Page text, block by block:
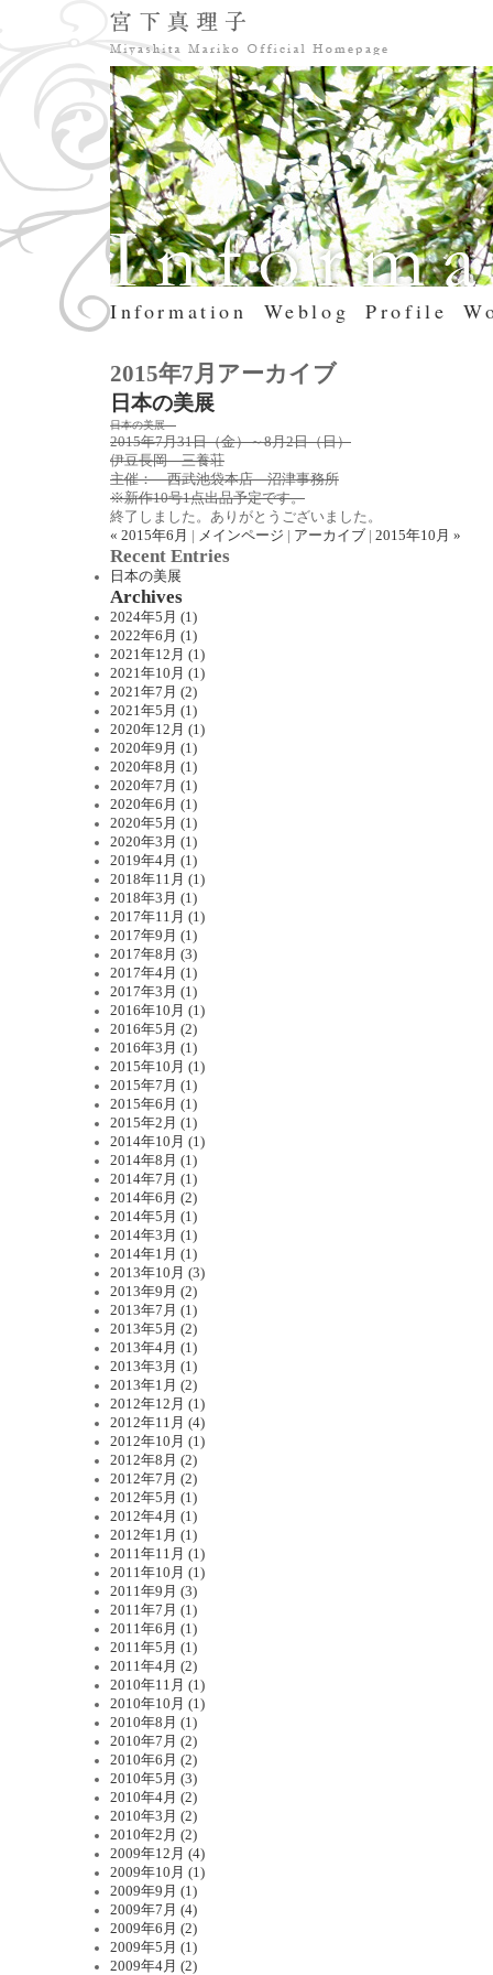
Information Weblog Profile
2015年7月アーカイブ
日本の美展
日本の美展
2015年7月31日（金）～8月2日（日）
伊豆長岡 三養荘
主催： 西武池袋本店 沼津事務所
※新作10号1点出品予定です。
終了しました。ありがとうございました。
« 2015年6月
メインページ アーカイブ 2015年10月 »
Recent Entries
日本の美展
Archives
2024年5月 (1)
2022年6月 (1)
2021年12月 (1)
2021年10月 (1)
2021年7月 (2)
2021年5月 (1)
2020年12月 (1)
2020年9月 (1)
2020年8月 (1)
2020年7月 (1)
2020年6月 (1)
2020年5月 (1)
2020年3月 (1)
2019年4月 (1)
2018年11月 (1)
2018年3月 (1)
2017年11月 (1)
2017年9月 (1)
2017年8月 (3)
2017年4月 (1)
2017年3月 (1)
2016年10月 (1)
2016年5月 (2)
2016年3月 (1)
2015年10月 (1)
2015年7月 (1)
2015年6月 (1)
2015年2月 (1)
2014年10月 (1)
2014年8月 (1)
2014年7月 (1)
2014年6月 (2)
2014年5月 (1)
2014年3月 (1)
2014年1月 (1)
2013年10月 (3)
2013年9月 (2)
2013年7月 (1)
2013年5月 (2)
2013年4月 (1)
2013年3月 (1)
2013年1月 (2)
2012年12月 (1)
2012年11月 (4)
2012年10月 (1)
2012年8月 (2)
2012年7月 (2)
2012年5月 (1)
2012年4月 (1)
2012年1月 (1)
2011年11月 (1)
2011年10月 (1)
2011年9月 (3)
2011年7月 (1)
2011年6月 (1)
2011年5月 (1)
2011年4月 (2)
2010年11月 (1)
2010年10月 (1)
2010年8月 (1)
2010年7月 (2)
2010年6月 (2)
2010年5月 (3)
2010年4月 (2)
2010年3月 (2)
2010年2月 (2)
2009年12月 (4)
2009年10月 (1)
2009年9月 (1)
2009年7月 (4)
2009年6月 (2)
2009年5月 (1)
2009年4月 (2)